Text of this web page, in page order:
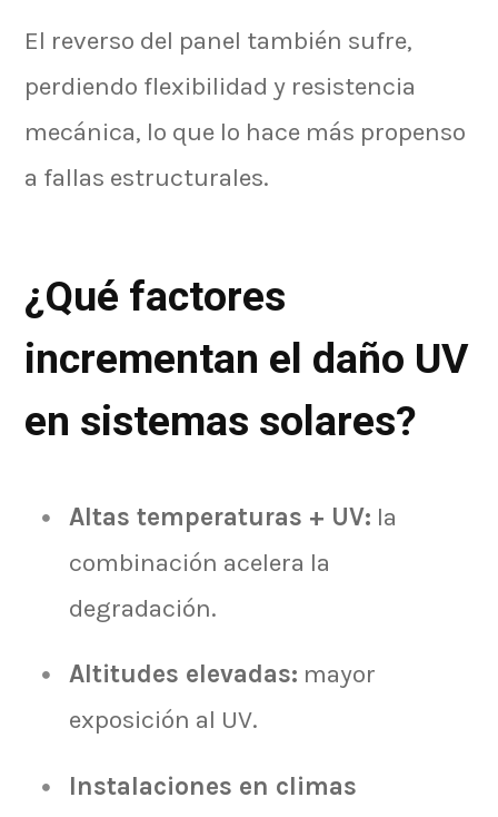
El reverso del panel también sufre,
perdiendo flexibilidad y resistencia
mecánica, lo que lo hace más propenso
a fallas estructurales.
¿Qué factores
incrementan el daño UV
en sistemas solares?
Altas temperaturas + UV: la
combinación acelera la
degradación.
Altitudes elevadas: mayor
exposición al UV.
Instalaciones en climas